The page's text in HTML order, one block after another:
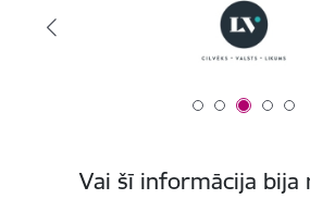
Vai šī informācija bija